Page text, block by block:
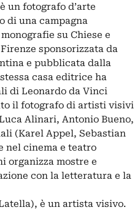
un fotografo d’arte
di una campagna
su Chiese e
sponsorizzata da
e pubblicata dalla
casa editrice ha
di Leonardo da Vinci
il fotografo di artisti visivi
Alinari, Antonio Bueno,
(Karel Appel, Sebastian
nel cinema e teatro
organizza mostre e
con la letteratura e la
è un artista visivo.